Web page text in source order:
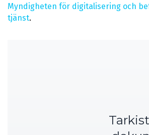
Myndigheten för digitalisering och
tjänst.